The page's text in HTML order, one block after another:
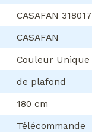
CASAFAN 318017
CASAFAN
Couleur Unique
de plafond
180 cm
Télécommande